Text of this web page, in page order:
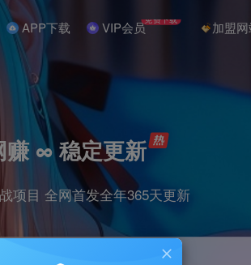
APP下载 VIP会员免费下载 加盟
赚 ∞ 稳定更新
项目 全网首发全年365天更新